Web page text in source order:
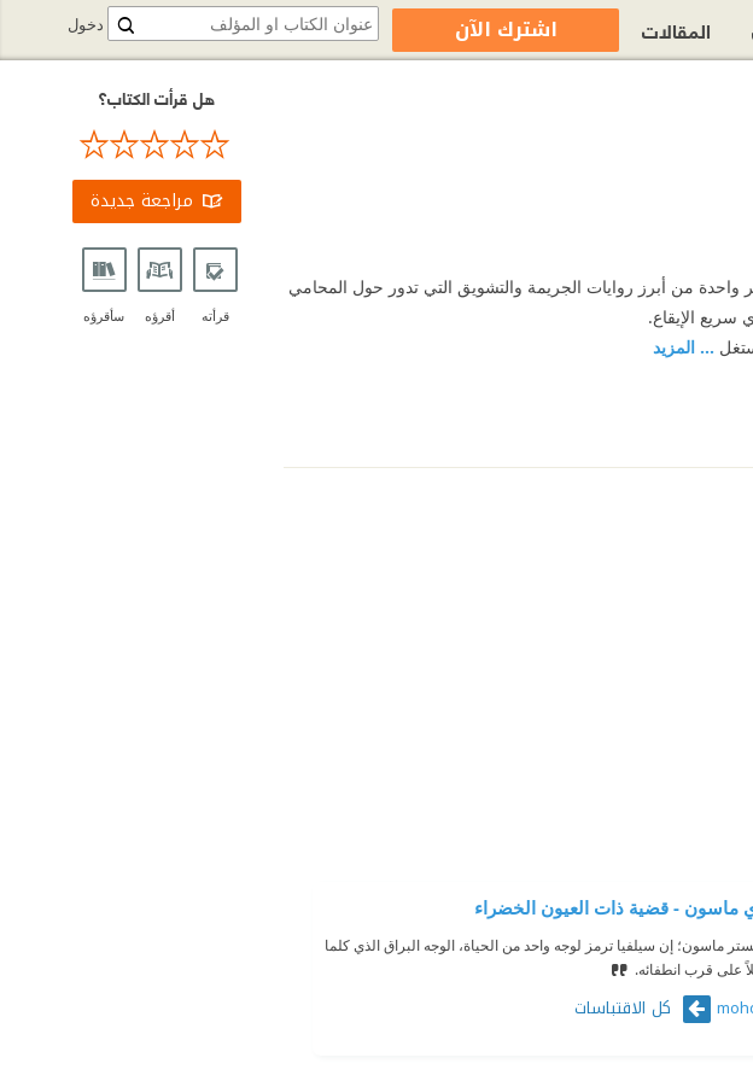
من أبرز روايات الجريمة والتشويق التي تدور حول المحامي
الإيقاع.
... المزيد
ماسون؛ إن سيلفيا ترمز لوجه واحد من الحياة، الوجه البراق الذي كلما
على قرب انطفائه.
كل الاقتباسات
هل قرأت الكتاب؟
مراجعة جديدة
قرأته أقرؤه سأقرؤه
دخول المقالات اشترك الآن